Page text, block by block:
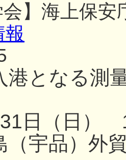
会】海上保
港となる測
31日（日）
（宇品）外